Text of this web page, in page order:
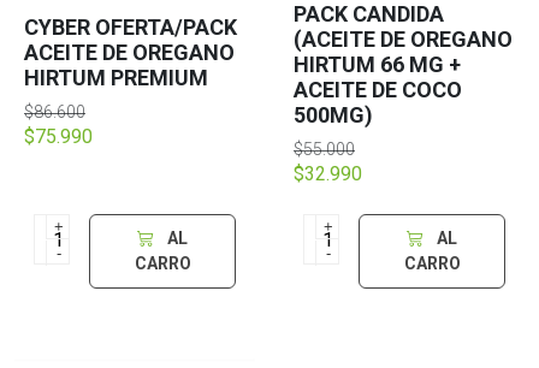
CYBER OFERTA/PACK
ACEITE DE OREGANO
HIRTUM PREMIUM
$86.600
$75.990
+
-
AL
CARRO
PACK CANDIDA
(ACEITE DE OREGANO
HIRTUM 66 MG +
ACEITE DE COCO
500MG)
$55.000
$32.990
+
-
AL
CARRO